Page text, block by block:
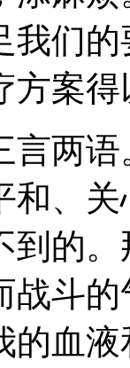
我们
方案
言两
和、
到的
战斗
的血